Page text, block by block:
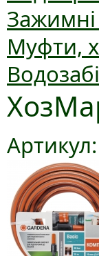
Зажимні
Муфти,
Артикул: